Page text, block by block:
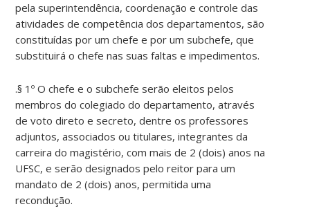
pela superintendência, coordenação e controle das
atividades de competência dos departamentos, são
constituídas por um chefe e por um subchefe, que
substituirá o chefe nas suas faltas e impedimentos.
.§ 1º O chefe e o subchefe serão eleitos pelos
membros do colegiado do departamento, através
de voto direto e secreto, dentre os professores
adjuntos, associados ou titulares, integrantes da
carreira do magistério, com mais de 2 (dois) anos na
UFSC, e serão designados pelo reitor para um
mandato de 2 (dois) anos, permitida uma
recondução.